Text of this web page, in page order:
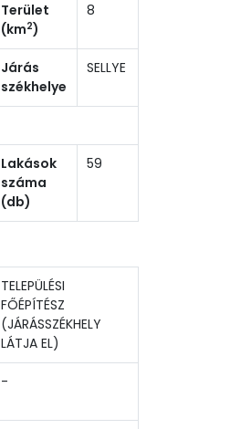
Terület
(km2)
8
Járás
székhelye
SELLYE
Lakások
száma
(db)
59
TELEPÜLÉSI
FŐÉPÍTÉSZ
(JÁRÁSSZÉKHELY
LÁTJA EL)
-